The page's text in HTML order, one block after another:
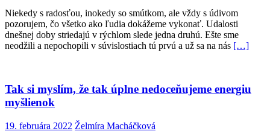
Niekedy s radosťou, inokedy so smútkom, ale vždy s údivom
pozorujem, čo všetko ako ľudia dokážeme vykonať. Udalosti
dnešnej doby striedajú v rýchlom slede jedna druhú. Ešte sme
neodžili a nepochopili v súvislostiach tú prvú a už sa na nás […]
Tak si myslím, že tak úplne nedoceňujeme energiu
myšlienok
19. februára 2022 Želmíra Macháčková